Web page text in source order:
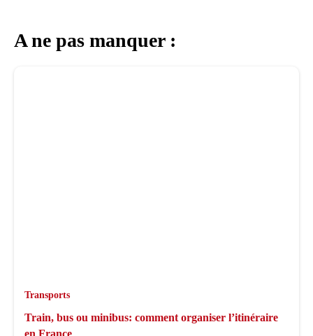
A ne pas manquer :
Transports
Train, bus ou minibus: comment organiser l’itinéraire
en France